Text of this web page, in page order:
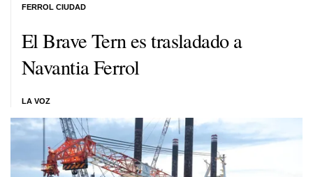
El Brave Tern es trasladado a
Navantia Ferrol
LA VOZ
FERROL CIUDAD